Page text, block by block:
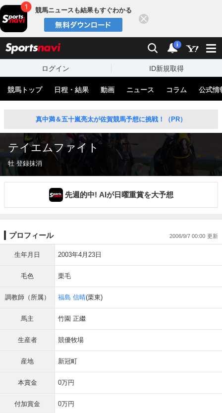
競馬ニュースも結果もすぐわかる
検索 通知
i
ログイン ID新規取得
競馬トップ 日程・結果 動画 ニュース コラム 公式情
真中満＆五十嵐亮太が佐賀競馬予想に挑戦！（PR）
テイエムファイト
牡 登録抹消
先週的中! AIが日曜重賞を大予想
プロフィール 2006/9/7 00:00
生年月日 2003年4月23日
毛色 栗毛
調教師（所属） 福島 信晴(栗東)
馬主 竹園 正繼
生産者 競優牧場
産地 新冠町
本賞金 0万円
付加賞金 0万円